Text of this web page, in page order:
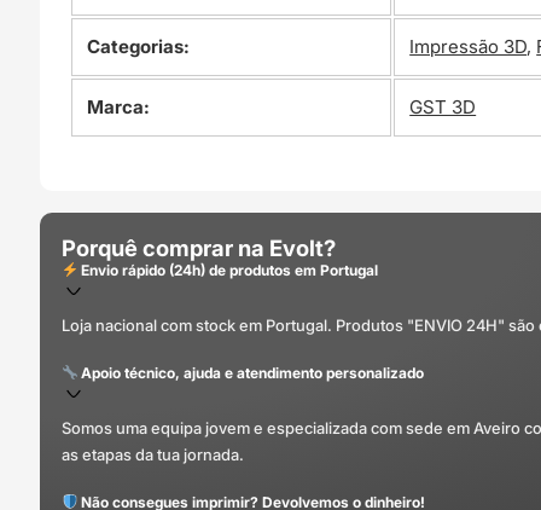
Categorias: Impressão 3D,
Marca: GST 3D
Porquê comprar na Evolt?
Envio rápido (24h) de produtos em Portugal
Loja nacional com stock em Portugal. Produtos "ENVIO 24H"
Apoio técnico, ajuda e atendimento personalizado
Somos uma equipa jovem e especializada com sede em Aveiro
as etapas da tua jornada.
Não consegues imprimir? Devolvemos o dinheiro!